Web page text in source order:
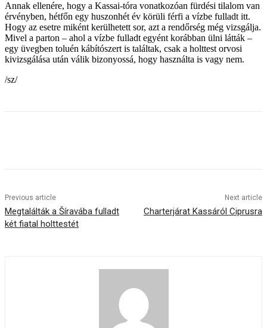
Annak ellenére, hogy a Kassai-tóra vonatkozóan fürdési tilalom van
érvényben, hétfőn egy huszonhét év körüli férfi a vízbe fulladt itt.
Hogy az esetre miként kerülhetett sor, azt a rendőrség még vizsgálja.
Mivel a parton – ahol a vízbe fulladt egyént korábban ülni látták –
egy üvegben toluén kábítószert is találtak, csak a holttest orvosi
kivizsgálása után válik bizonyossá, hogy használta is vagy nem.
/sz/
Previous article
Megtalálták a Šíravába fulladt
két fiatal holttestét
Next article
Charterjárat Kassáról Ciprusra